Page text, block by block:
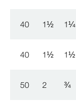
40 1½ 1¼
40 1½ 1½
50 2 ¾